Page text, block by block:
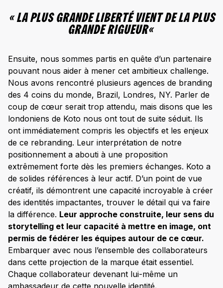
«LA PLUS GRANDE LIBERTÉ VIENT DE LA PLUS
GRANDE RIGUEUR«
Ensuite, nous sommes partis en quête d’un partenaire
pouvant nous aider à mener cet ambitieux challenge.
Nous avons rencontré plusieurs agences de branding
des 4 coins du monde, Brazil, Londres, NY. Parler de
coup de cœur serait trop attendu, mais disons que les
londoniens de Koto nous ont tout de suite séduit. Ils
ont immédiatement compris les objectifs et les enjeux
de ce rebranding. Leur interprétation de notre
positionnement a abouti à une proposition
extrêmement forte dès les premiers échanges. Koto a
de solides références à leur actif. D’un point de vue
créatif, ils démontrent une capacité incroyable à créer
des identités impactantes, trouver le détail qui va faire
la différence. Leur approche construite, leur sens du
storytelling et leur capacité à mettre en image, ont
permis de fédérer les équipes autour de ce cœur.
Embarquer avec nous l’ensemble des collaborateurs
dans cette projection de la marque était essentiel.
Chaque collaborateur devenant lui-même un
ambassadeur de cette nouvelle identité.